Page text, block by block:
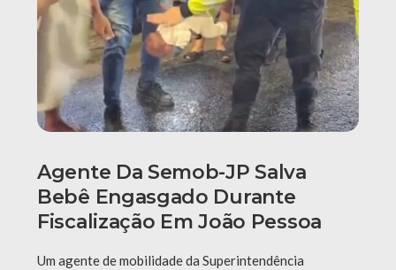
Agente Da Semob-JP Salva
Bebê Engasgado Durante
Fiscalização Em João Pessoa
Um agente de mobilidade da Superintendência